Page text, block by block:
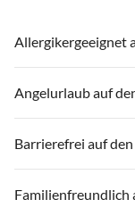
Allergikergeeignet
Angelurlaub auf
Barrierefrei auf
Familienfreundlich